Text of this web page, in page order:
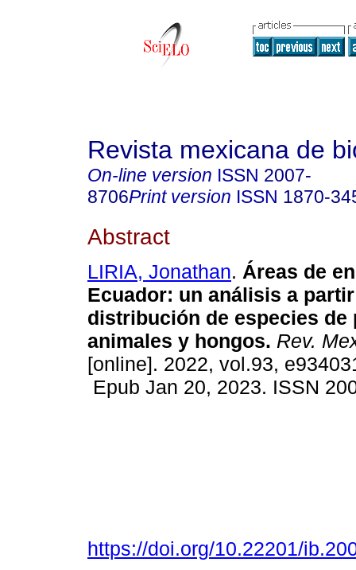
Revista mexicana de
On-line version ISSN 2007-
8706Print version ISSN 1870-
Abstract
LIRIA, Jonathan. Áreas de
Ecuador: un análisis a
distribución de especies de
animales y hongos. Rev.
[online]. 2022, vol.93,
Epub Jan 20, 2023. ISSN
https://doi.org/10.22201/